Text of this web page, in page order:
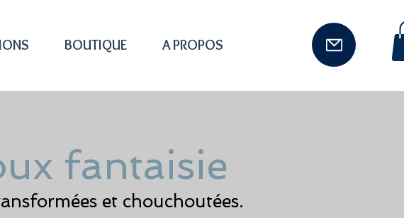
BOUTIQUE A PROPOS
fantaisie
et chouchoutées.